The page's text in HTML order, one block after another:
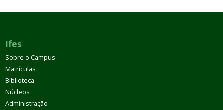
Ifes
Sobre o Campus
Matrículas
Biblioteca
Núcleos
Administração